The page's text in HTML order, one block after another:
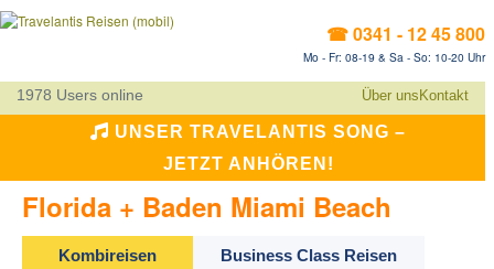
☎ 0341 - 12 45 800
Mo - Fr: 08-19 & Sa - So: 10-20 Uhr
1978 Users online Über uns Kontakt
UNSER TRAVELANTIS SONG –
JETZT ANHÖREN!
Florida + Baden Miami Beach
Kombireisen Business Class Reisen